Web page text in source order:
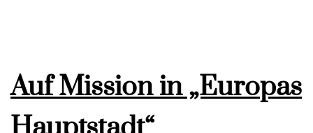
Auf Mission in „Europas